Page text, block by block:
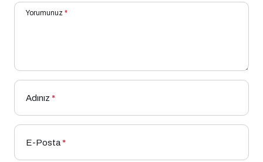
Yorumunuz *
Adınız *
E-Posta*